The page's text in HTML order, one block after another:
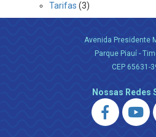
Tarifas (3)
Avenida Presidente
Parque Piauí -
CEP 65631-
Nossas Redes